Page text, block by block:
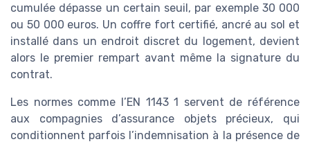
cumulée dépasse un certain seuil, par exemple 30 000
ou 50 000 euros. Un coffre fort certifié, ancré au sol et
installé dans un endroit discret du logement, devient
alors le premier rempart avant même la signature du
contrat.
Les normes comme l’EN 1143 1 servent de référence
aux compagnies d’assurance objets précieux, qui
conditionnent parfois l’indemnisation à la présence de